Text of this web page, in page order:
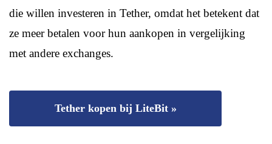
die willen investeren in Tether, omdat het betekent dat
ze meer betalen voor hun aankopen in vergelijking
met andere exchanges.
Tether kopen bij LiteBit »